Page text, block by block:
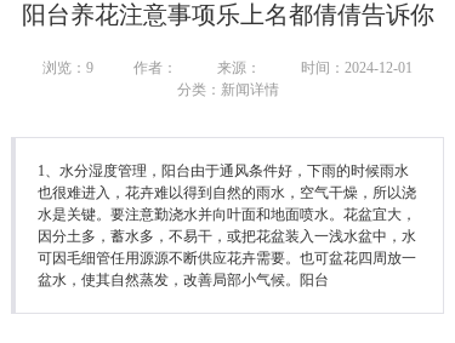
阳台养花注意事项乐上名都倩倩告诉你
浏览： 9 作者： 来源：
时间：2024-12-01
分类：新闻详情
1、水分湿度管理，阳台由于通风条件好，下雨的时候雨水
也很难进入，花卉难以得到自然的雨水，空气干燥，所以浇
水是关键。要注意勤浇水并向叶面和地面喷水。花盆宜大，
因分土多，蓄水多，不易干，或把花盆装入一浅水盆中，水
可因毛细管任用源源不断供应花卉需要。也可盆花四周放一
盆水，使其自然蒸发，改善局部小气候。阳台